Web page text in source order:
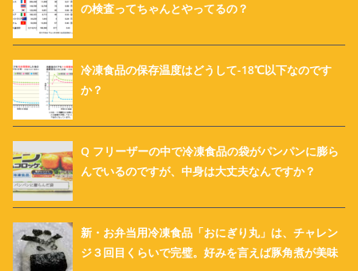
の検査ってちゃんとやってるの？
冷凍食品の保存温度はどうして-18℃以下なのです
か？
Q フリーザーの中で冷凍食品の袋がパンパンに膨ら
んでいるのですが、中身は大丈夫なんですか？
新・お弁当用冷凍食品「おにぎり丸」は、チャレン
ジ３回目くらいで完璧。好みを言えば豚角煮が美味